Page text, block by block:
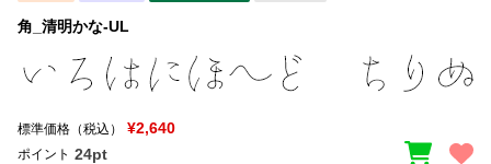
角_清明かな-UL
標準価格（税込） ¥2,640
ポイント 24pt